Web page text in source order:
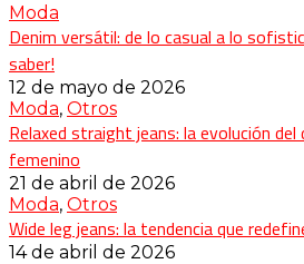
Moda
Denim versátil: de lo casual a lo
saber!
12 de mayo de 2026
Moda, Otros
Relaxed straight jeans: la evolución
femenino
21 de abril de 2026
Moda, Otros
Wide leg jeans: la tendencia que
14 de abril de 2026